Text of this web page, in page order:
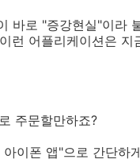
바로 "증강현실"이라
런 어플리케이션은
주문할만하죠?
이폰 앱"으로 간단하